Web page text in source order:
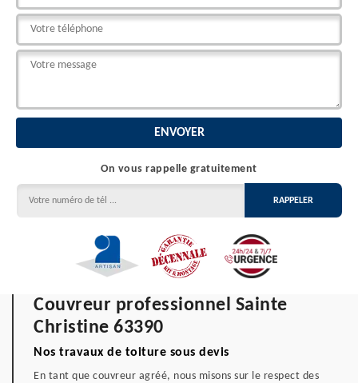
On vous rappelle gratuitement
Couvreur professionnel Sainte
Christine 63390
Nos travaux de toiture sous devis
En tant que couvreur agréé, nous misons sur le respect des